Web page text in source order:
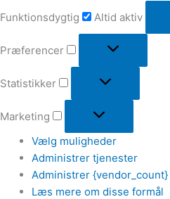
Funktionsdygtig
Altid aktiv
Præferencer
Statistikker
Marketing
Vælg muligheder
Administrer tjenester
Administrer
Læs mere om disse formål